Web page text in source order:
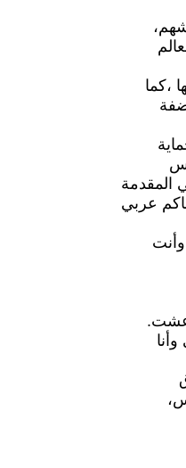
،كما
المقدمة
عربي
عشت.